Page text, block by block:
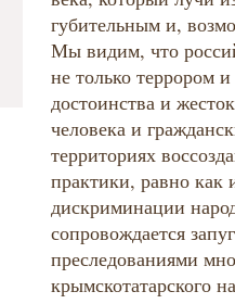
губительным и,
Мы видим, что
не только террором
достоинства и
человека и
территориях
практики, равно как
дискриминации
сопровождается
преследованиями
крымскотатарского